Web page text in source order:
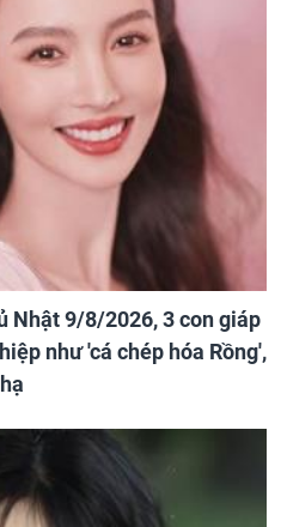
Nhật 9/8/2026, 3 con giáp
như 'cá chép hóa Rồng',